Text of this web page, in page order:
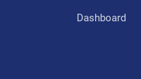
Dashboard